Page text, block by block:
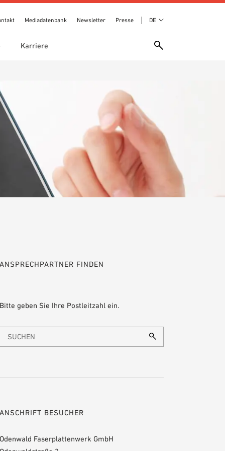
Mediadatenbank Newsletter Presse DE
Karriere
ANSPRECHPARTNER FINDEN
Bitte geben Sie Ihre Postleitzahl ein.
ANSCHRIFT BESUCHER
Odenwald Faserplattenwerk GmbH